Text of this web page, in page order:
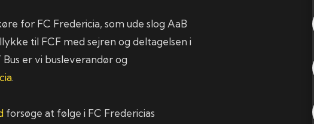
for FC Fredericia, som ude slog AaB
til FCF med sejren og deltagelsen i
er vi busleverandør og
.
forsøge at følge i FC Fredericias